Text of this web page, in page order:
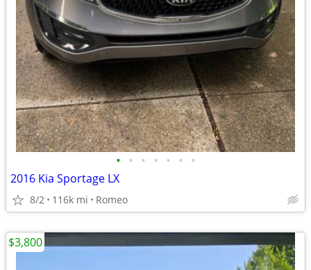
• • • • • • •
2016 Kia Sportage LX
8/2 116k mi Romeo
$3,800